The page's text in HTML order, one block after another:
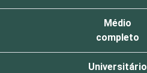
Médio
completo
Universitário